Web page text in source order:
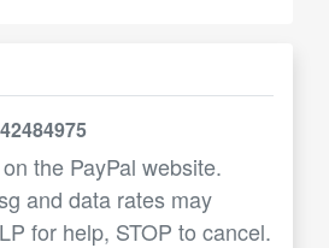
the PayPal website.
and data rates may
for help, STOP to cancel.